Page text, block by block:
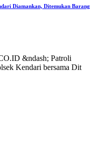
Diamankan, Ditemukan Barang
&ndash; Patroli
Kendari bersama Dit